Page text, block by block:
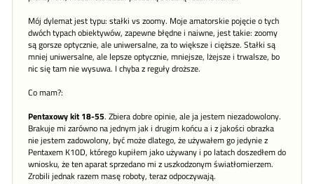
Mój dylemat jest typu: stałki vs zoomy. Moje amatorskie pojęcie o tych
dwóch typach obiektywów, zapewne błędne i naiwne, jest takie: zoomy
są gorsze optycznie, ale uniwersalne, za to większe i cięższe. Stałki są
mniej uniwersalne, ale lepsze optycznie, mniejsze, lżejsze i trwalsze, bo
nic się tam nie wysuwa. I chyba z reguły droższe.
Co mam?:
Pentaxowy kit 18-55. Zbiera dobre opinie, ale ja jestem niezadowolony.
Brakuje mi zarówno na jednym jak i drugim końcu a i z jakości obrazka
nie jestem zadowolony, być może dlatego, że używałem go jedynie z
Pentaxem K10D, którego kupiłem jako używany i po latach doszedłem do
wniosku, że ten aparat sprzedano mi z uszkodzonym światłomierzem.
Zrobili jednak razem masę roboty, teraz odpoczywają.